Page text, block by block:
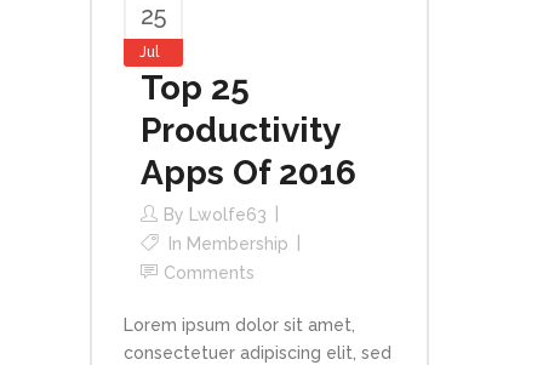
25
Jul
Top 25
Productivity
Apps Of 2016
By Lwolfe63
In Membership
Comments
Lorem ipsum dolor sit amet,
consectetuer adipiscing elit, sed